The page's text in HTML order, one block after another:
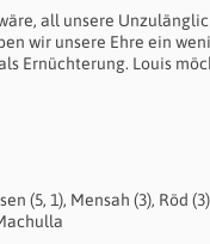
all unsere
wir unsere Ehre ein
Ernüchterung. Louis
(5, 1), Mensah (3), Röd